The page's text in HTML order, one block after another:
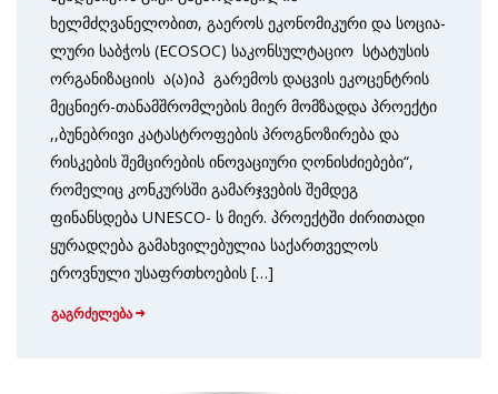
ხელმძღვანელობით, გაეროს ეკონომი­კური და სოცია­
ლუ­რი საბჭოს (ECOSOC) საკონსულ­ტა­ციო სტატუსის
ორგანიზაციის ა(ა)იპ გარემოს დაცვის ეკოცენტ­რის
მეცნიერ-თანამშრომლების მიერ მომზადდა პროექტი
,,ბუნებრივი კატასტრო­ფების პროგნოზირება და
რისკების შემცირების ინოვაციური ღონისძიებები“,
რომელიც კონკურსში გამარჯვების შემდეგ
ფინანსდება UNESCO- ს მიერ. პროექტში ძირითადი
ყურადღება გამახვილებულია საქართველოს
ეროვნული უსაფრთხოების […]
გაგრძელება